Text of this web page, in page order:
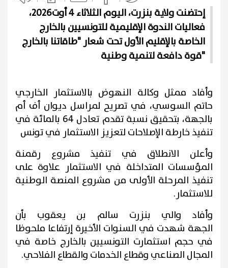
إحتضنت ولاية بنزرت، اليوم الثلاثاء 4 أوت2026،
فعاليات الندوة الإقليمية للتونسيين بالخارج
الخاصة بالإقليم الأول تحت شعار "طاقاتنا بالخارج
قوة دافعة لتنمية وطنية"
وأفاد ممثل وكالة النهوض بالاستثمار الخارجي
حاتم السوسي، في تصريح لمراسل ديوان أف أم
بالجهة، بتحقيق نسبة تقدم تعادل 64 بالمائة في
تنفيذ خارطة الإصلاحات لتعزيز الاستثمار في تونس
وأعلن الانطلاق في تنفيذ مشروع رقمنة
المؤسسات المتداخلة في الاستثمار علاوة على
تنفيذ المرحلة الأولى من مشروع المنصة الوطنية
للاستثمار.
وأفاد والي بنزرت سالم بن يعقوب بأن
الجهة شهدت في السنوات الأخيرة إرتفاعا ملحوظا
في حجم استثمارت التونسيين بالخارج خاصة في
المجال الصناعي وقطاع الخدمات والقطاع الفلاحي.